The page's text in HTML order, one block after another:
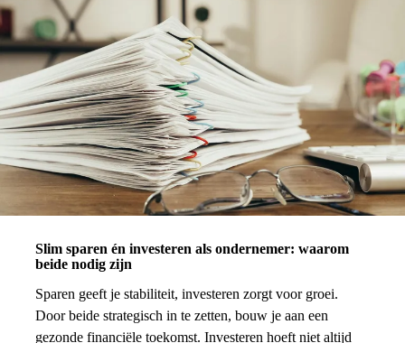
Slim sparen én investeren als ondernemer: waarom
beide nodig zijn
Sparen geeft je stabiliteit, investeren zorgt voor groei.
Door beide strategisch in te zetten, bouw je aan een
gezonde financiële toekomst. Investeren hoeft niet altijd